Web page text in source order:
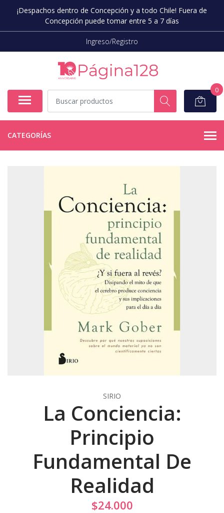
¡Despachos dentro de Concepción y a todo Chile! Fuera de
Concepción puede tomar entre 5 a 7 días
Ingreso/Registro
0
CATEGORÍAS
SIRIO
La Conciencia:
Principio
Fundamental De
Realidad
$24.000